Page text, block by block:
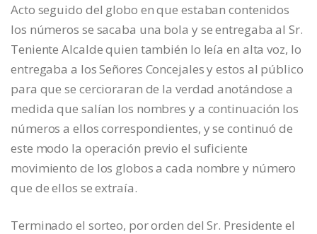
Acto seguido del globo en que estaban contenidos
los números se sacaba una bola y se entregaba al Sr.
Teniente Alcalde quien también lo leía en alta voz, lo
entregaba a los Señores Concejales y estos al público
para que se cercioraran de la verdad anotándose a
medida que salían los nombres y a continuación los
números a ellos correspondientes, y se continuó de
este modo la operación previo el suficiente
movimiento de los globos a cada nombre y número
que de ellos se extraía.
Terminado el sorteo, por orden del Sr. Presidente el